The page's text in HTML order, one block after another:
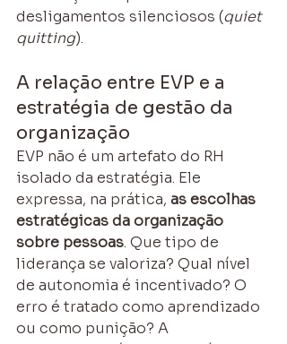
desligamentos silenciosos (quiet
quitting).
A relação entre EVP e a
estratégia de gestão da
organização
EVP não é um artefato do RH
isolado da estratégia. Ele
expressa, na prática, as escolhas
estratégicas da organização
sobre pessoas. Que tipo de
liderança se valoriza? Qual nível
de autonomia é incentivado? O
erro é tratado como aprendizado
ou como punição? A